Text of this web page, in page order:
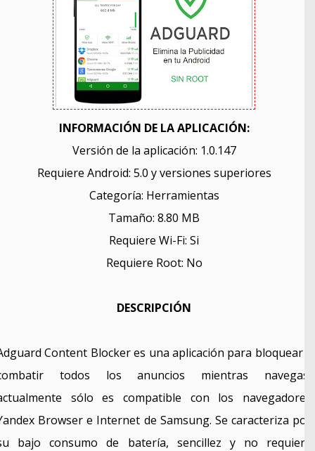
INFORMACIÓN DE LA APLICACIÓN:
Versión de la aplicación: 1.0.147
Requiere Android: 5.0 y versiones superiores
Categoría: Herramientas
Tamaño: 8.80 MB
Requiere Wi-Fi: Si
Requiere Root: No
DESCRIPCIÓN
Content Blocker es una aplicación para bloquear y
todos los anuncios mientras navegas,
sólo es compatible con los navegadores
Browser e Internet de Samsung. Se caracteriza por
bajo consumo de batería, sencillez y no requiere